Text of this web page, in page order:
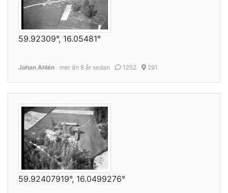
59.92309°, 16.05481°
Johan Ahlén mer än 8 år sedan 1252 291
59.92407919°, 16.0499276°